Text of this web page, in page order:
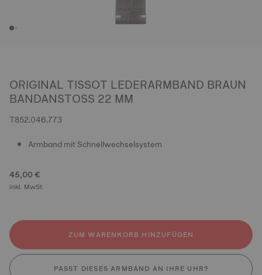
ORIGINAL TISSOT LEDERARMBAND BRAUN
BANDANSTOSS 22 MM
T852.046.773
Armband mit Schnellwechselsystem
45,00 €
inkl. MwSt.
ZUM WARENKORB HINZUFÜGEN
PASST DIESES ARMBAND AN IHRE UHR?